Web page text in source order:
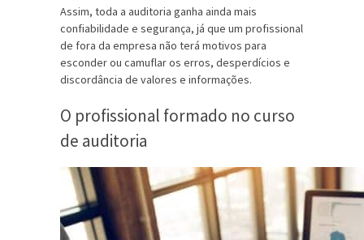
Assim, toda a auditoria ganha ainda mais
confiabilidade e segurança, já que um profissional
de fora da empresa não terá motivos para
esconder ou camuflar os erros, desperdícios e
discordância de valores e informações.
O profissional formado no curso
de auditoria